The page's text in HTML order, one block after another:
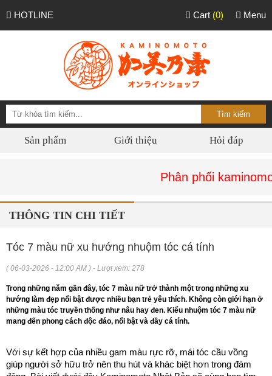
HOTLINE Menu
Cart (0)
Sản phẩm Giới thiệu Hỏi đáp
Phân phối kaminomoto
THÔNG TIN CHI TIẾT
Tóc 7 màu nữ xu hướng nhuộm tóc cá tính
( 06-03-2026 - 12:00 AM ) - Lượt xem: 278
Trong những năm gần đây, tóc 7 màu nữ trở thành một trong những xu
hướng làm đẹp nổi bật được nhiều bạn trẻ yêu thích. Không còn giới hạn ở
những màu tóc truyền thống như nâu hay đen. Kiểu nhuộm tóc 7 màu nữ
mang đến phong cách độc đáo, nổi bật và đầy cá tính.
Với sự kết hợp của nhiều gam màu rực rỡ, mái tóc cầu vồng
giúp người sở hữu trở nên thu hút và khác biệt hơn trong đám